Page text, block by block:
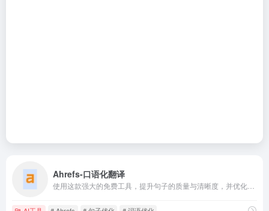
Ahrefs-口语化翻译